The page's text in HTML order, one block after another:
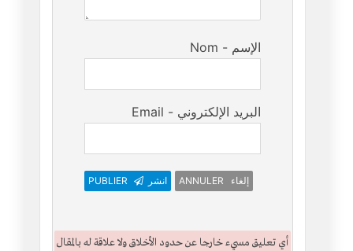
Nom - الإسم
Email - البريد الإلكتروني
PUBLIER انشر ANNULER إلغاء
أي تعليق مسيء خارجا عن حدود الأخلاق ولا علاقة له بالمقال